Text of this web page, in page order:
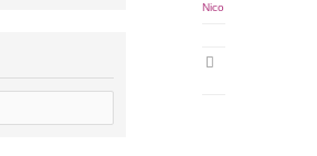
Nico